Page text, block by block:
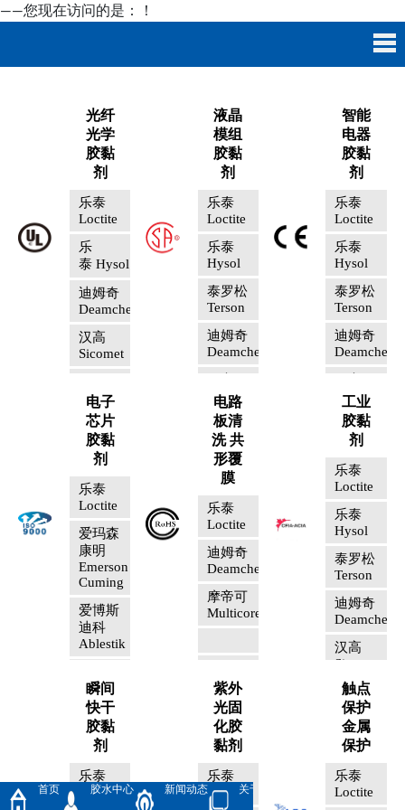
——您现在访问的是： ！